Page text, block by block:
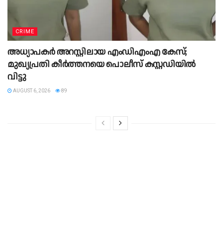
CRIME
അധ്യാപകർ അറസ്റ്റിലായ എംഡിഎംഎ കേസ്;
മുഖ്യപ്രതി കീർത്തനയെ പൊലീസ് കസ്റ്റഡിയിൽ
വിട്ടു
AUGUST 6, 2026 89